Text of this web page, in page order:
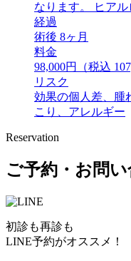
なります。 ⁡ヒア
経過
術後 8ヶ月
料金
98,000円（税込
リスク
効果の個人差、腫
こり、アレルギー
Reservation
ご予約・お問
初診も再診も
LINE予約がオススメ！